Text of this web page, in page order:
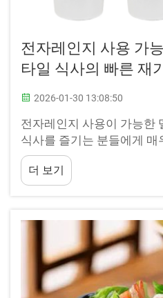
전자레인지 사용 가
타일 식사의 빠른 재
2026-01-30 13:08:50
전자레인지 사용이 가능한
식사를 즐기는 분들에게 매
택입니다. 또한 손목과 엄
천차만별이기 때문에, 저희
쌍은 훌륭한 보완 제품이 될
더 보기